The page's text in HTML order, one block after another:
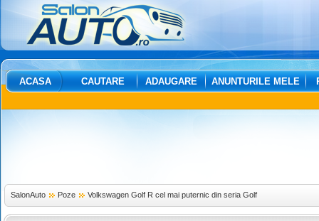
ACASA CAUTARE ADAUGARE ANUNTURILE MELE
SalonAuto Poze Volkswagen Golf R cel mai puternic din seria Golf